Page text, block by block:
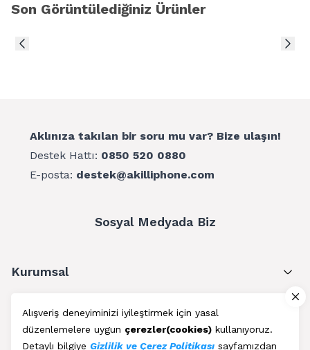
Alışveriş deneyiminizi iyileştirmek için yasal
düzenlemelere uygun çerezler(cookies) kullanıyoruz.
Detaylı bilgiye Gizlilik ve Çerez Politikası sayfamızdan
Son Görüntülediğiniz Ürünler
Aklınıza takılan bir soru mu var? Bize ulaşın!
Destek Hattı: 0850 520 0880
E-posta: destek@akilliphone.com
Sosyal Medyada Biz
Kurumsal
Müşteri Hizmetleri
Üyelik